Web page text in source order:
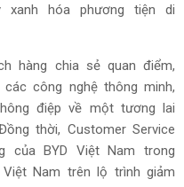
hóa phương tiện di
hàng chia sẻ quan điểm,
công nghệ thông minh,
điệp về một tương lai
thời, Customer Service
của BYD Việt Nam trong
Nam trên lộ trình giảm